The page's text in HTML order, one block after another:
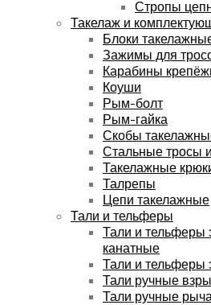
Стропы
Такелаж и
Блоки
Зажимы для
Карабины
Коуши
Рым-болт
Рым-гайка
Скобы
Стальные тросы
Такелажные
Талрепы
Цепи такелажные
Тали и тельферы
Тали и тельферы
канатные
Тали и тельферы
Тали ручные
Тали ручные